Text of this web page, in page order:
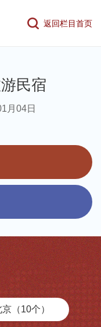
返回栏目首页
民宿
月04日
（10个）